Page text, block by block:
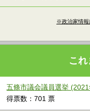
※政治家情報
こ
五條市議会議員選挙
得票数：701 票